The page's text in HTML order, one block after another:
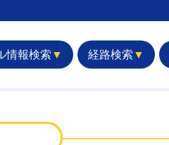
情報検索 ▼ 経路検索 ▼